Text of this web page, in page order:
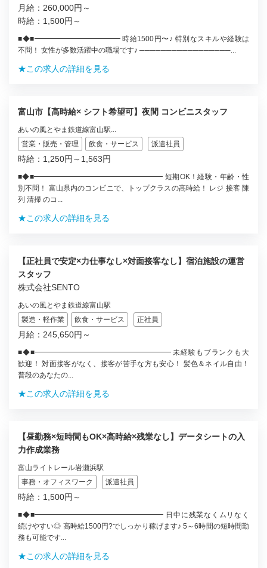
月給：260,000円～
時給：1,500円～
■◆■━━━━━━━━━━━━ 時給1500円〜♪ 特別なスキルや経験は
不問！ 女性が多数活躍中の職場です♪ ─────────────────...
★この求人の詳細を見る
富山市【高時給× シフト希望可】夜間 コンビニスタッフ
あいの風とやま鉄道線富山駅...
営業・販売・管理
飲食・サービス 派遣社員
時給：1,250円～1,563円
■◆■━━━━━━━━━━━━━━━━━━ 短期OK！経験・年齢・性
別不問！ 富山県内のコンビニで、トップクラスの高時給！ レジ 接客 陳
列 清掃 のコ...
★この求人の詳細を見る
【正社員で安定×力仕事なし×対面接客なし】宿泊施設の運営
スタッフ
株式会社SENTO
あいの風とやま鉄道線富山駅
製造・軽作業
飲食・サービス 正社員
月給：245,650円～
■◆■━━━━━━━━━━━━━━━━━━━ 未経験もブランクも大
歓迎！ 対面接客がなく、接客が苦手な方も安心！ 髪色＆ネイル自由！
普段のあなたの...
★この求人の詳細を見る
【昼勤務×短時間もOK×高時給×残業なし】データシートの入
力作成業務
富山ライトレール岩瀬浜駅
事務・オフィスワーク
派遣社員
時給：1,500円～
■◆■━━━━━━━━━━━━━━━━━━ 日中に残業なくムリなく
続けやすい◎ 高時給1500円?でしっかり稼げます♪ 5～6時間の短時間勤
務も可能です...
★この求人の詳細を見る